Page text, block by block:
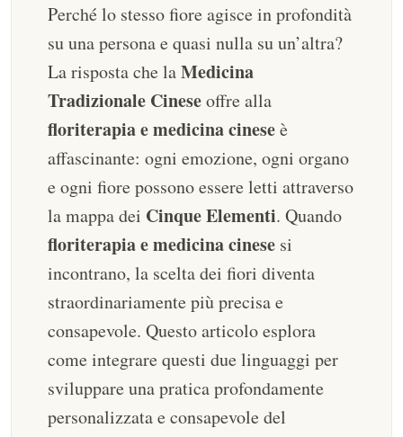
Perché lo stesso fiore agisce in profondità
su una persona e quasi nulla su un’altra?
La risposta che laMedicina
Tradizionale Cineseoffre alla
floriterapia e medicina cineseè
affascinante: ogni emozione, ogni organo
e ogni fiore possono essere letti attraverso
la mappa dei Cinque Elementi. Quando
floriterapia e medicina cinese si
incontrano, la scelta dei fiori diventa
straordinariamente più precisa e
consapevole. Questo articolo esplora
come integrare questi due linguaggi per
sviluppare una pratica profondamente
personalizzata e consapevole del